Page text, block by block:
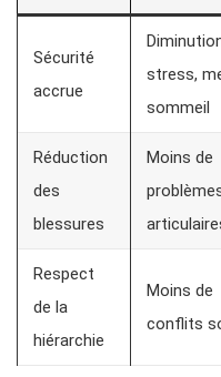
Sécurité
accrue
stress,
sommeil
Réduction
des
blessures
Moins de
Respect
de la
hiérarchie
Moins de
conflits